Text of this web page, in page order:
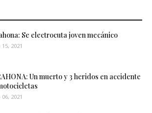
Se electrocuta joven mecánico
15, 2021
Un muerto y 3 heridos en accidente
06, 2021